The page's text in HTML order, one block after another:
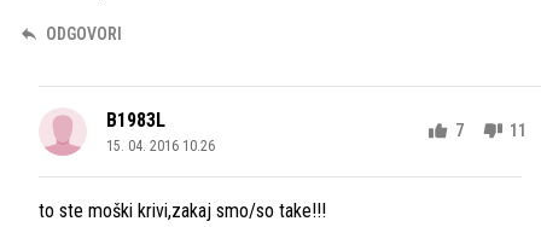
ODGOVORI
B1983L
15. 04. 2016 10.26
7 11
to ste moški krivi,zakaj smo/so take!!!